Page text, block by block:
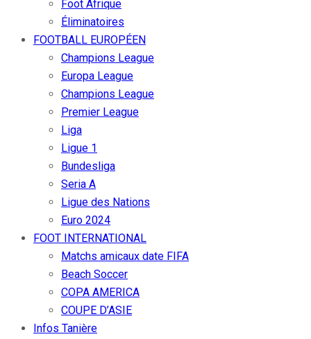
Foot Afrique
Éliminatoires
FOOTBALL EUROPÉEN
Champions League
Europa League
Champions League
Premier League
Liga
Ligue 1
Bundesliga
Seria A
Ligue des Nations
Euro 2024
FOOT INTERNATIONAL
Matchs amicaux date FIFA
Beach Soccer
COPA AMERICA
COUPE D’ASIE
Infos Tanière